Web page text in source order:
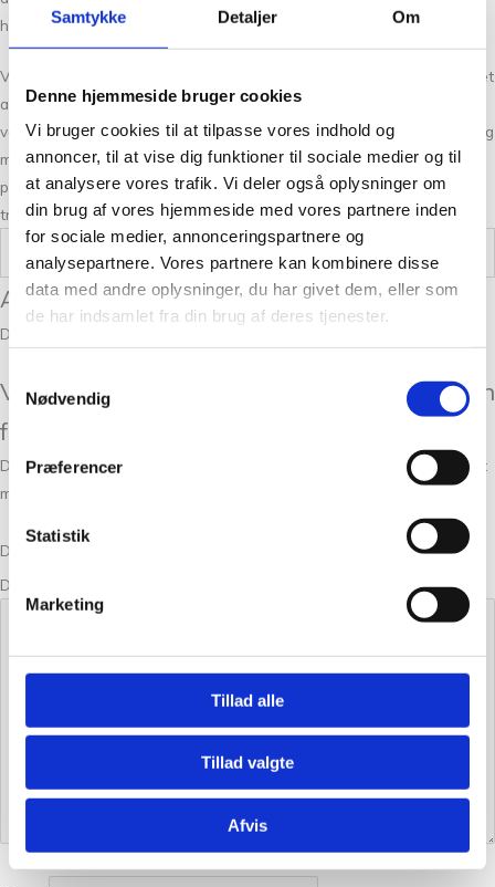
Samtykke Detaljer Om
Denne hjemmeside bruger cookies
Vi bruger cookies til at tilpasse vores indhold og
annoncer, til at vise dig funktioner til sociale medier og til
at analysere vores trafik. Vi deler også oplysninger om
din brug af vores hjemmeside med vores partnere inden
for sociale medier, annonceringspartnere og
analysepartnere. Vores partnere kan kombinere disse
data med andre oplysninger, du har givet dem, eller som
de har indsamlet fra din brug af deres tjenester.
Nødvendig
Præferencer
Statistik
Marketing
Tillad alle
Tillad valgte
Afvis
hårpynt til funktionelle strikketasker og praktiske hævekurve.
Vi ønsker at inspirere til nye projekter og idéer i en atmosfære præget
af kreativitet og kvalitet. Samtidig er bæredygtighed en hjørnesten i
vores arbejde: alt garn, vi forhandler, er fremstillet under ansvarlige og
miljøvenlige forhold. Fra udvælgelsen af råmaterialer til håndtering af
produktionen sikrer vi, at dit valg af garn både er smukt, holdbart og i
tråd med omtanke for mennesker og miljø.
Vægt ,5 kg
Anmeldelser
Der er endnu ikke nogle anmeldelser.
Vær den første til at anmelde “Tokyo Clutch
fra Baldyre”
Din e-mailadresse vil ikke blive publiceret.
Krævede felter er markeret
med
Din bedømmelse
Din anmeldelse